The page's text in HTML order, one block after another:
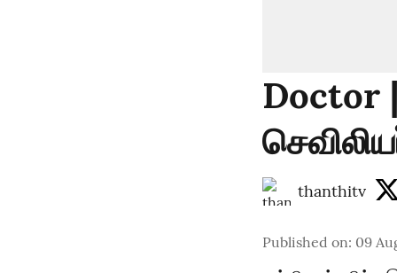
Doctor
thanthitv
Published on: 09